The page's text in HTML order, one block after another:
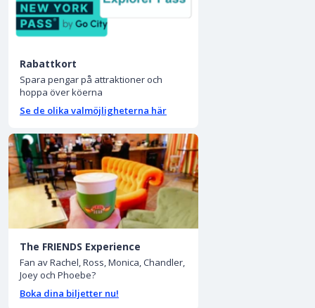
Rabattkort
Spara pengar på attraktioner och
hoppa över köerna
Se de olika valmöjligheterna här
The FRIENDS Experience
Fan av Rachel, Ross, Monica, Chandler,
Joey och Phoebe?
Boka dina biljetter nu!